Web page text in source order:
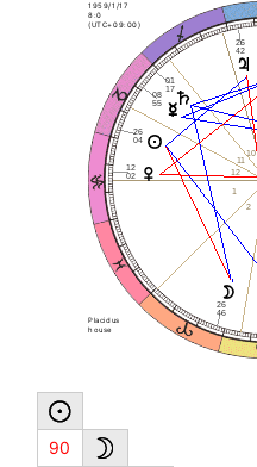
1959/1/17
8:0
(UTC+09:00)
Placidus
house
1
2
10
11
12
26
04
26
46
08
55
12
02
26
42
01
17
90